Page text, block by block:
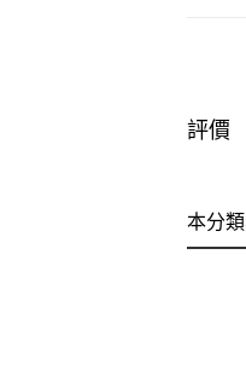
評價
本分